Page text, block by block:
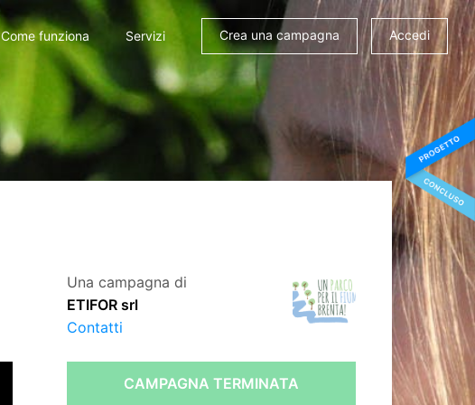
Come funziona Servizi Crea una campagna Accedi
Una campagna di
ETIFOR srl
Contatti
CAMPAGNA TERMINATA